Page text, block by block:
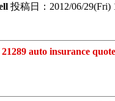
投稿日：2012/06/29(Fri)
auto insurance